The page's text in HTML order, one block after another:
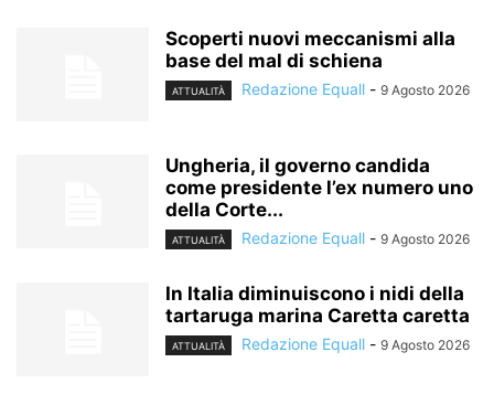
Scoperti nuovi meccanismi alla
base del mal di schiena
ATTUALITÀ Redazione Equall - 9 Agosto 2026
Ungheria, il governo candida
come presidente l’ex numero uno
della Corte...
ATTUALITÀ Redazione Equall - 9 Agosto 2026
In Italia diminuiscono i nidi della
tartaruga marina Caretta caretta
ATTUALITÀ Redazione Equall - 9 Agosto 2026